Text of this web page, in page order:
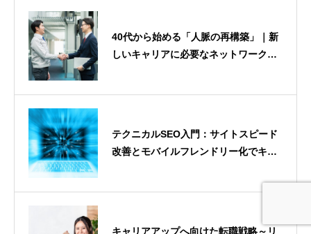
40代から始める「人脈の再構築」｜新
しいキャリアに必要なネットワーク作
テクニカルSEO入門：サイトスピード
改善とモバイルフレンドリー化でキャ
キャリアアップへ向けた転職戦略～リ